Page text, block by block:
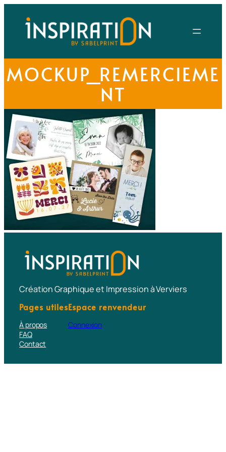
MOCKUP_REMERCIEME
NT
Création Graphique et Impression à Verviers
Pages utiles
À propos
FAQ
Contact
Espace renvendeur
Connexion